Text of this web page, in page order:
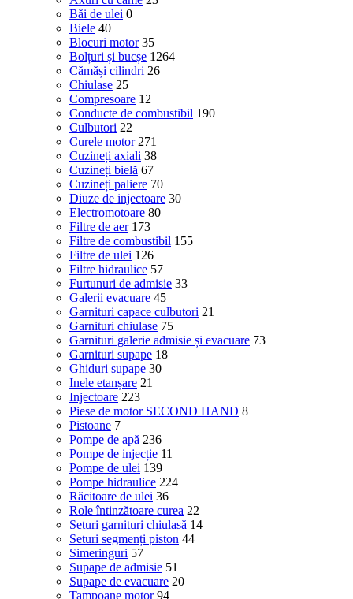
Băi de ulei 0
Biele 40
Blocuri motor 35
Bolțuri și bucșe 1264
Cămăși cilindri 26
Chiulase 25
Compresoare 12
Conducte de combustibil 190
Culbutori 22
Curele motor 271
Cuzineți axiali 38
Cuzineți bielă 67
Cuzineți paliere 70
Diuze de injectoare 30
Electromotoare 80
Filtre de aer 173
Filtre de combustibil 155
Filtre de ulei 126
Filtre hidraulice 57
Furtunuri de admisie 33
Galerii evacuare 45
Garnituri capace culbutori 21
Garnituri chiulase 75
Garnituri galerie admisie și evacuare 73
Garnituri supape 18
Ghiduri supape 30
Inele etanșare 21
Injectoare 223
Piese de motor SECOND HAND 8
Pistoane 7
Pompe de apă 236
Pompe de injecție 11
Pompe de ulei 139
Pompe hidraulice 224
Răcitoare de ulei 36
Role întinzătoare curea 22
Seturi garnituri chiulasă 14
Seturi segmenți piston 44
Simeringuri 57
Supape de admisie 51
Supape de evacuare 20
Tampoane motor 94